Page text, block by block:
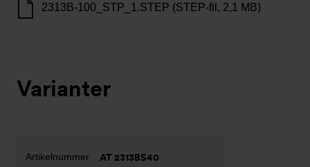
2313B-100_STP_1.STEP (STEP-fil, 2,1 MB)
Varianter
AT 2313BS40